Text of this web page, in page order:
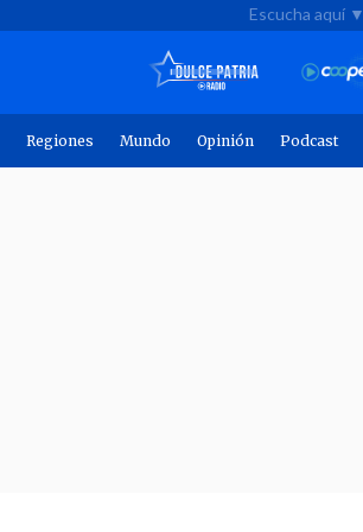
Escucha aquí ▼
Regiones Mundo Opinión Podcast